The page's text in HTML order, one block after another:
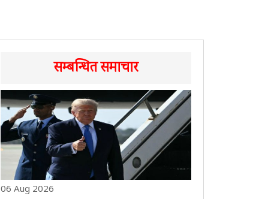
सम्बन्धित समाचार
06 Aug 2026